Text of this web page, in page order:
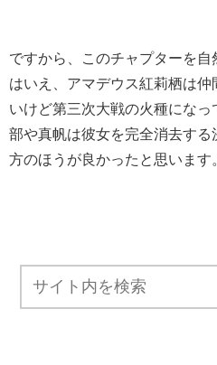
ですから、このチャプターを自
はいえ、アマデウス紅莉栖は
いけど第三次大戦の火種にな
部や真帆は彼女を完全消去す
方のほうが良かったと思います